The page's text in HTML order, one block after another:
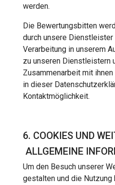
werden.
Die Bewertungsbitten
durch unsere Dienstleister
Verarbeitung in unserem
zu unseren Dienstleistern
Zusammenarbeit mit
in dieser
Kontaktmöglichkeit.
6. COOKIES UND
ALLGEMEINE
Um den Besuch unserer
gestalten und die